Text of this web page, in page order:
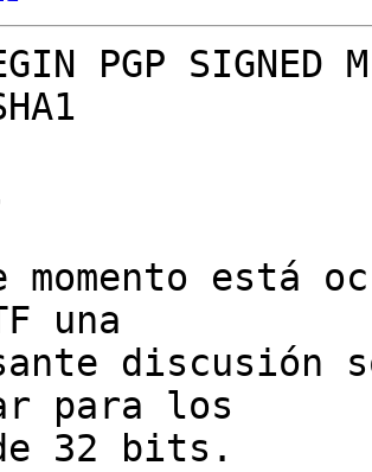
PGP SIGNED
momento está
una
discusión
para los
32 bits.